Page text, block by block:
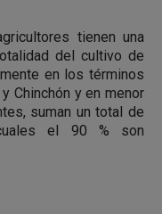
tienen una
del cultivo de
en los términos
Chinchón y en menor
suman un total de
el 90 % son